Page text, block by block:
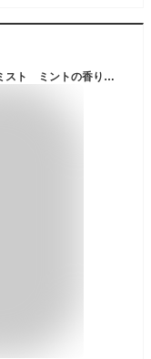
【春夏限定】白元アース アイスノン シャツミスト ミントの香り 大容量 300ml （衣類用 冷却スプレー）(4902407024343)※無くなり次第終了